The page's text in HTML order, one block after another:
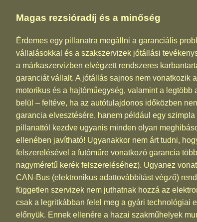
Magas rezsióradíj és a minőség
Érdemes egy pillanatra megállni a garanciális
vállalásokkal és a szakszervizek jótállási
a márkaszervizben elvégzett rendszeres
garanciát vállalt. A jótállás sajnos nem vonatkozik
motorikus és a hajtóműegység, valamint a
belül – feltéve, ha az autótulajdonos időközben
garancia elvesztésére, hanem például egy
pillanattól kezdve ugyanis minden olyan
ellenében javítható! Ugyanakkor nem árt tudni,
felszerelésével a futóműre vonatkozó garancia
nagyméretű kerék felszereléséhez). Ugyanez
CAN-Bus (elektronikus adattovábbítást végző)
független szervizek nem juthatnak hozzá az
csak a legritkábban felel meg a gyári technológiai
előnyük. Ennek ellenére a hazai szakműhelyek